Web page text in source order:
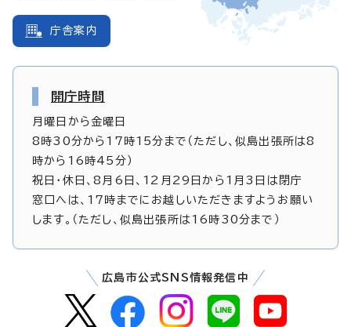
庁舎案内
開庁時間
月曜日から金曜日
8時30分から17時15分まで（ただし、似島出張所は8
時から16時45分）
祝日・休日、8月6日、12月29日から1月3日は閉庁
窓口へは、17時までにお越しいただきますようお願い
します。（ただし、似島出張所は16時30分まで）
広島市公式SNS情報発信中